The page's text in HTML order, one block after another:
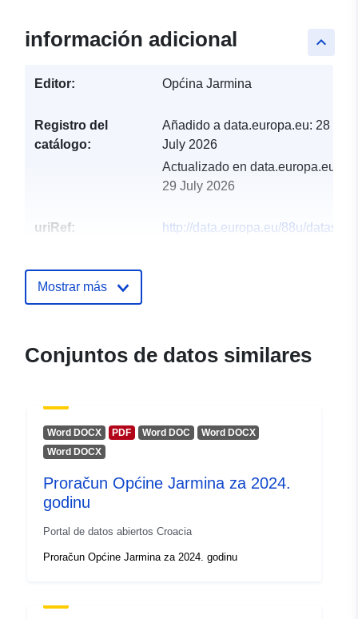
keyboard_arrow_up
información adicional
Editor: Općina Jarmina
Registro del
catálogo:
Añadido a data.europa.eu: 28
July 2026
Actualizado en data.europa.eu:
29 July 2026
uriRef:
http://data.europa.eu/88u/dataset/
Mostrar más
Conjuntos de datos similares
Word DOCX PDF Word DOC
Word DOCX
Word DOCX
Proračun Općine Jarmina za 2024.
godinu
Portal de datos abiertos Croacia
Proračun Općine Jarmina za 2024. godinu